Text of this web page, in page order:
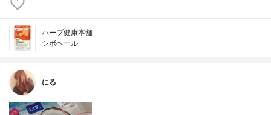
ハーブ健康本舗
シボヘール
にる